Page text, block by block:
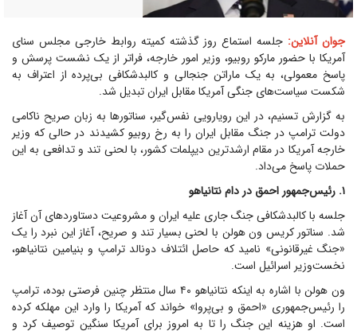
جوان آنلاین: جلسه استماع روز گذشته کمیته روابط خارجی مجلس سنای
آمریکا با حضور مارکو روبیو، وزیر امور خارجه، فراتر از یک نشست پرسش و
پاسخ معمولی، به یک ماراتن جنجالی و کالبدشکافی بی‌پرده از اعتراف به
شکست سیاست‌های جنگی آمریکا مقابل ایران تبدیل شد.
به گزارش تسنیم، در این رویارویی نفس‌گیر، سناتور‌ها به زبان صریح ناکامی
دولت ترامپ در جنگ مقابل ایران را به رخ روبیو کشیدند در حالی که وزیر
خارجه آمریکا در مقام ارشدترین دیپلمات کشور، با لحنی تند و تدافعی به این
حملات پاسخ می‌داد.
۱. رئیس‌جمهور احمق در دام نتانیاهو
جلسه با کالبدشکافی جنگ جاری علیه ایران و مشروعیت دستاورد‌های آن آغاز
شد. سناتور کریس ون هولن با لحنی بسیار تند و صریح، آغاز این نبرد را یک
«جنگ غیرقانونی» نامید که حاصل ائتلاف دونالد ترامپ و بنیامین نتانیاهو،
نخست‌وزیر اسرائیل است.
ون هولن با اشاره به اینکه نتانیاهو ۴۰ سال منتظر چنین فرصتی بوده، ترامپ
را رئیس‌جمهوری «احمق و بی‌پروا» خواند که آمریکا را وارد این مهلکه کرده
است. او هزینه این جنگ را تا به امروز برای آمریکا سنگین توصیف کرد و